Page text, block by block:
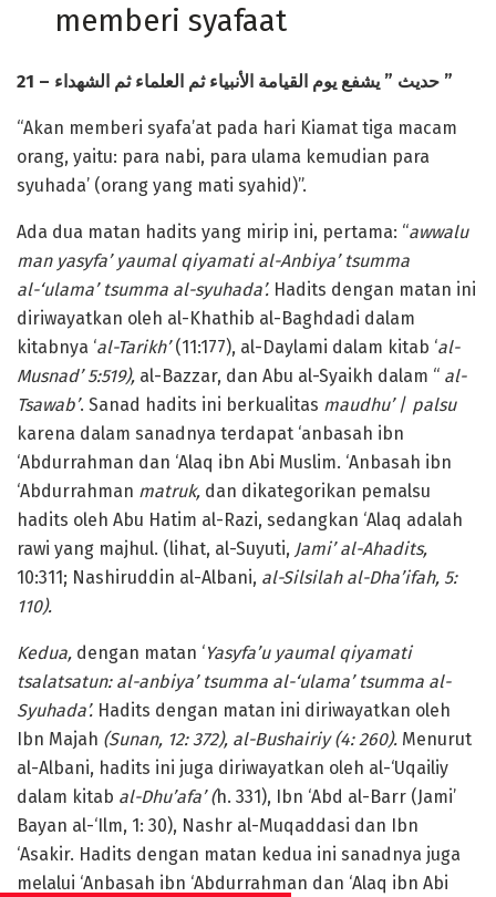
memberi syafaat
21 – حديث ” يشفع يوم القيامة الأنبياء ثم العلماء ثم الشهداء ”
“Akan memberi syafa’at pada hari Kiamat tiga macam
orang, yaitu: para nabi, para ulama kemudian para
syuhada’ (orang yang mati syahid)”.
Ada dua matan hadits yang mirip ini, pertama: “awwalu
man yasyfa’ yaumal qiyamati al-Anbiya’ tsumma
al-‘ulama’ tsumma al-syuhada’. Hadits dengan matan ini
diriwayatkan oleh al-Khathib al-Baghdadi dalam
kitabnya ‘al-Tarikh’(11:177), al-Daylami dalam kitab ‘al-
Musnad’ 5:519), al-Bazzar, dan Abu al-Syaikh dalam “ al-
Tsawab’. Sanad hadits ini berkualitas maudhu’/ palsu
karena dalam sanadnya terdapat ‘anbasah ibn
‘Abdurrahman dan ‘Alaq ibn Abi Muslim. ‘Anbasah ibn
‘Abdurrahman matruk, dan dikategorikan pemalsu
hadits oleh Abu Hatim al-Razi, sedangkan ‘Alaq adalah
rawi yang majhul. (lihat, al-Suyuti, Jami’ al-Ahadits,
10:311; Nashiruddin al-Albani, al-Silsilah al-Dha’ifah, 5:
110).
Kedua, dengan matan ‘Yasyfa’u yaumal qiyamati
tsalatsatun: al-anbiya’ tsumma al-‘ulama’ tsumma al-
Syuhada’. Hadits dengan matan ini diriwayatkan oleh
Ibn Majah (Sunan, 12: 372), al-Bushairiy (4: 260). Menurut
al-Albani, hadits ini juga diriwayatkan oleh al-‘Uqailiy
dalam kitab al-Dhu’afa’ (h. 331), Ibn ‘Abd al-Barr (Jami’
Bayan al-‘Ilm, 1: 30), Nashr al-Muqaddasi dan Ibn
‘Asakir. Hadits dengan matan kedua ini sanadnya juga
melalui ‘Anbasah ibn ‘Abdurrahman dan ‘Alaq ibn Abi